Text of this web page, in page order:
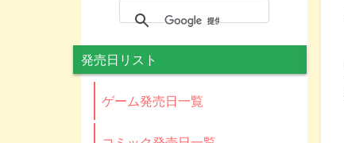
発売日リスト
ゲーム発売日一覧